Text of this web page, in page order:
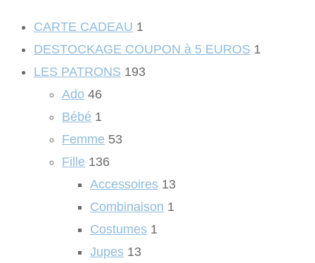
CARTE CADEAU 1
DESTOCKAGE COUPON à 5 EUROS 1
LES PATRONS 193
Ado 46
Bébé 1
Femme 53
Fille 136
Accessoires 13
Combinaison 1
Costumes 1
Jupes 13